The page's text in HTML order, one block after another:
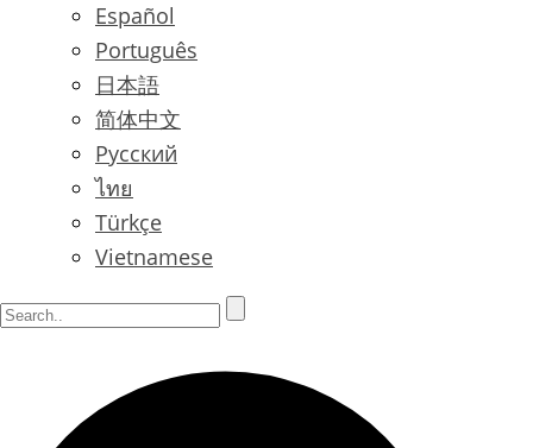
Español
Português
日本語
简体中文
Русский
ไทย
Türkçe
Vietnamese